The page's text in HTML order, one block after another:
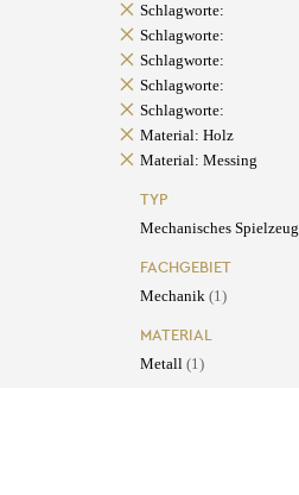
Schlagworte:
Schlagworte:
Schlagworte:
Schlagworte:
Schlagworte:
Material: Holz
Material: Messing
TYP
Mechanisches Spielzeug
FACHGEBIET
Mechanik (1)
MATERIAL
Metall (1)